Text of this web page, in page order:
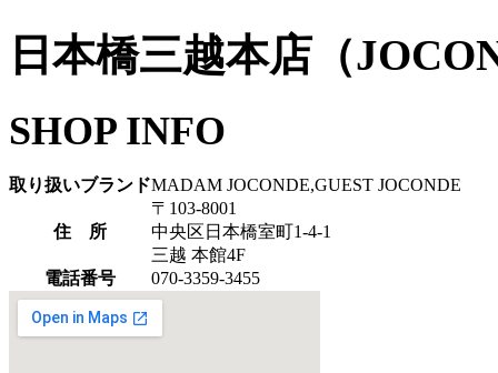
日本橋三越本店（
SHOP INFO
取り扱いブランドMADAM JOCONDE,GUEST JOCONDE
住 所
〒103-8001
中央区日本橋室町1-4-1
三越 本館4F
電話番号
070-3359-3455